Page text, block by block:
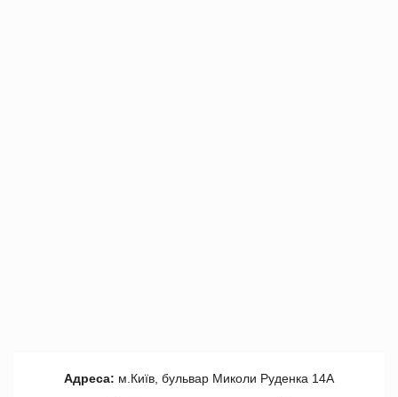
Адреса: м.Київ, бульвар Миколи Руденка 14А